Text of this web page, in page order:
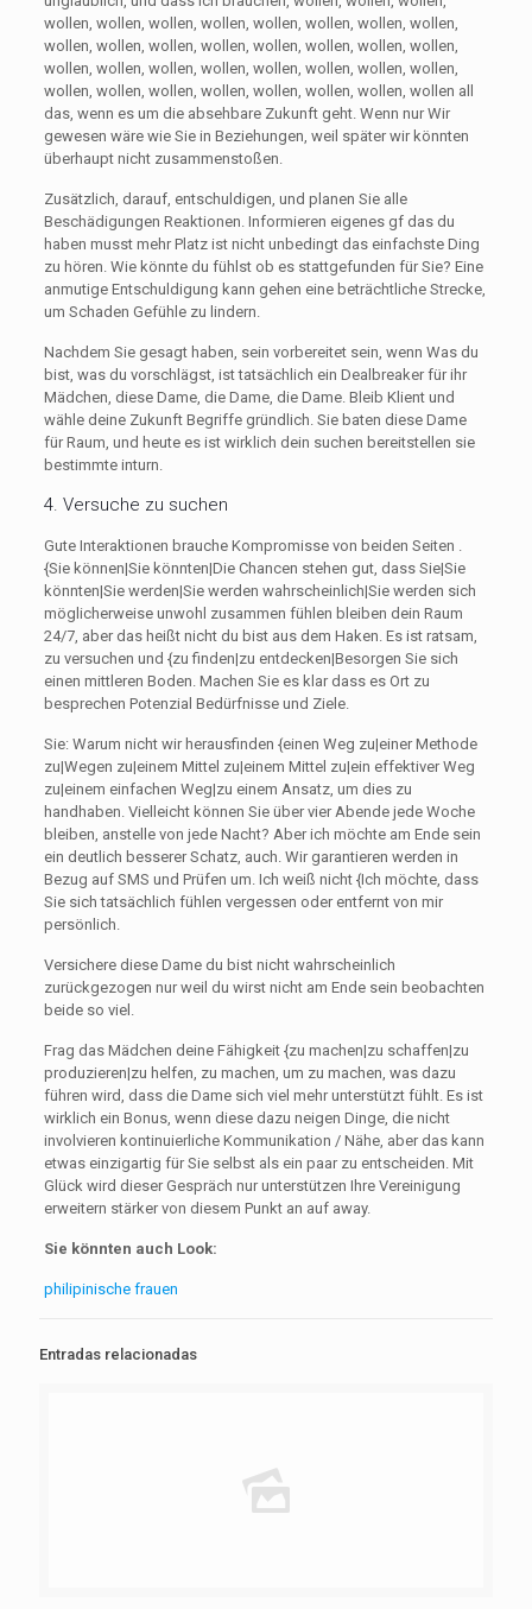
wollen, wollen, wollen, wollen, wollen, wollen, wollen, wollen,
wollen, wollen, wollen, wollen, wollen, wollen, wollen, wollen,
wollen, wollen, wollen, wollen, wollen, wollen, wollen, wollen,
wollen, wollen, wollen, wollen, wollen, wollen, wollen, wollen all
das, wenn es um die absehbare Zukunft geht. Wenn nur Wir
gewesen wäre wie Sie in Beziehungen, weil später wir könnten
überhaupt nicht zusammenstoßen.
Zusätzlich, darauf, entschuldigen, und planen Sie alle
Beschädigungen Reaktionen. Informieren eigenes gf das du
haben musst mehr Platz ist nicht unbedingt das einfachste Ding
zu hören. Wie könnte du fühlst ob es stattgefunden für Sie? Eine
anmutige Entschuldigung kann gehen eine beträchtliche Strecke,
um Schaden Gefühle zu lindern.
Nachdem Sie gesagt haben, sein vorbereitet sein, wenn Was du
bist, was du vorschlägst, ist tatsächlich ein Dealbreaker für ihr
Mädchen, diese Dame, die Dame, die Dame. Bleib Klient und
wähle deine Zukunft Begriffe gründlich. Sie baten diese Dame
für Raum, und heute es ist wirklich dein suchen bereitstellen sie
bestimmte inturn.
4. Versuche zu suchen
Gute Interaktionen brauche Kompromisse von beiden Seiten .
{Sie können|Sie könnten|Die Chancen stehen gut, dass Sie|Sie
könnten|Sie werden|Sie werden wahrscheinlich|Sie werden sich
möglicherweise unwohl zusammen fühlen bleiben dein Raum
24/7, aber das heißt nicht du bist aus dem Haken. Es ist ratsam,
zu versuchen und {zu finden|zu entdecken|Besorgen Sie sich
einen mittleren Boden. Machen Sie es klar dass es Ort zu
besprechen Potenzial Bedürfnisse und Ziele.
Sie: Warum nicht wir herausfinden {einen Weg zu|einer Methode
zu|Wegen zu|einem Mittel zu|einem Mittel zu|ein effektiver Weg
zu|einem einfachen Weg|zu einem Ansatz, um dies zu
handhaben. Vielleicht können Sie über vier Abende jede Woche
bleiben, anstelle von jede Nacht? Aber ich möchte am Ende sein
ein deutlich besserer Schatz, auch. Wir garantieren werden in
Bezug auf SMS und Prüfen um. Ich weiß nicht {Ich möchte, dass
Sie sich tatsächlich fühlen vergessen oder entfernt von mir
persönlich.
Versichere diese Dame du bist nicht wahrscheinlich
zurückgezogen nur weil du wirst nicht am Ende sein beobachten
beide so viel.
Frag das Mädchen deine Fähigkeit {zu machen|zu schaffen|zu
produzieren|zu helfen, zu machen, um zu machen, was dazu
führen wird, dass die Dame sich viel mehr unterstützt fühlt. Es ist
wirklich ein Bonus, wenn diese dazu neigen Dinge, die nicht
involvieren kontinuierliche Kommunikation / Nähe, aber das kann
etwas einzigartig für Sie selbst als ein paar zu entscheiden. Mit
Glück wird dieser Gespräch nur unterstützen Ihre Vereinigung
erweitern stärker von diesem Punkt an auf away.
Sie könnten auch Look:
philipinische frauen
Entradas relacionadas